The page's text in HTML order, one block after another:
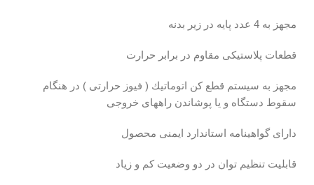
مجهز به 4 عدد پايه در زير بدنه
قطعات پلاستیکی مقاوم در برابر حرارت
مجهز به سيستم قطع كن اتوماتيك ( فيوز حرارتی ) در هنگام
سقوط دستگاه و یا پوشاندن راههای خروجی
دارای گواهينامه استاندارد ايمنی محصول
قابلیت تنظیم توان در دو وضعیت کم و زیاد